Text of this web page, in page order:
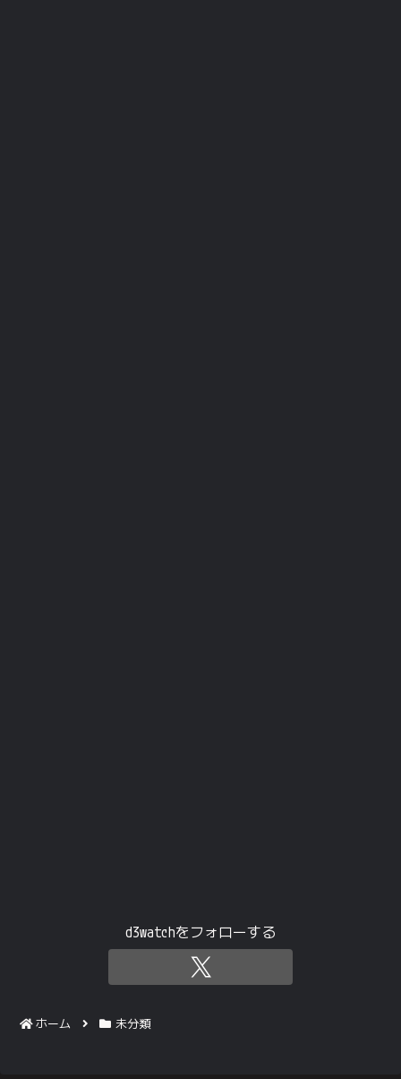
d3watchをフォローする
ホーム 未分類